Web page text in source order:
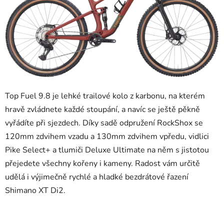
Top Fuel 9.8 je lehké trailové kolo z karbonu, na kterém
hravě zvládnete každé stoupání, a navíc se ještě pěkně
vyřádíte při sjezdech. Díky sadě odpružení RockShox se
120mm zdvihem vzadu a 130mm zdvihem vpředu, vidlici
Pike Select+ a tlumiči Deluxe Ultimate na něm s jistotou
přejedete všechny kořeny i kameny. Radost vám určitě
udělá i výjimečně rychlé a hladké bezdrátové řazení
Shimano XT Di2.